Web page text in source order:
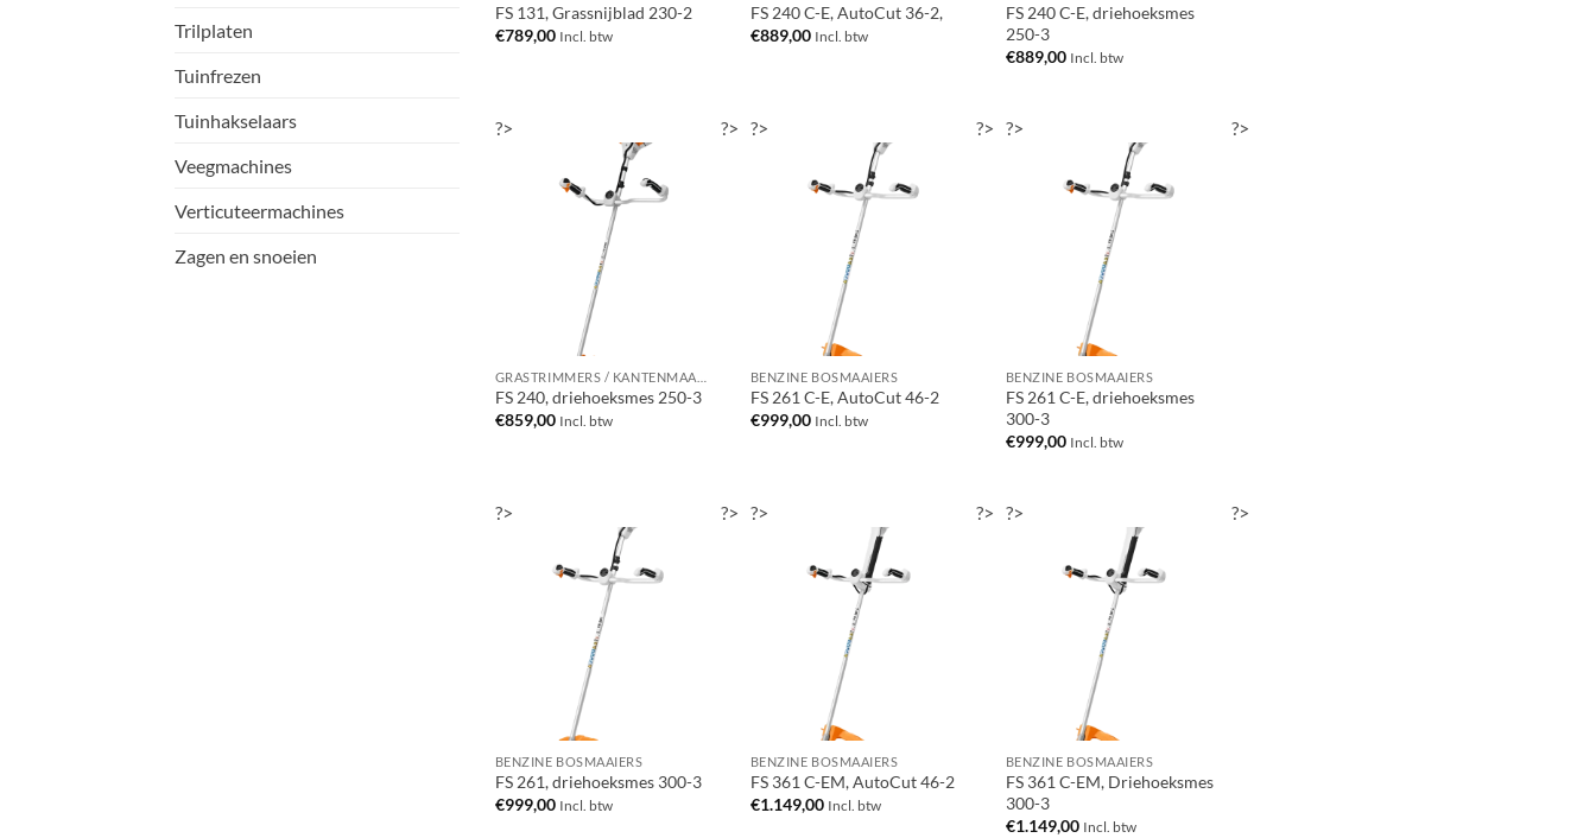
Trilplaten
Tuinfrezen
Tuinhakselaars
Veegmachines
Verticuteermachines
Zagen en snoeien
FS 131, Grassnijblad 230-2
€789,00 Incl. btw
FS 240 C-E, AutoCut 36-2,
€889,00 Incl. btw
FS 240 C-E, driehoeksmes
250-3
€889,00 Incl. btw
?>
FS 240, driehoeksmes 250-3
€859,00 Incl. btw
?> ?>
BENZINE BOSMAAIERS
FS 261 C-E, AutoCut 46-2
€999,00 Incl. btw
?> ?>
BENZINE BOSMAAIERS
FS 261 C-E, driehoeksmes
300-3
€999,00 Incl. btw
?>
?>
BENZINE BOSMAAIERS
FS 261, driehoeksmes 300-3
€999,00 Incl. btw
?> ?>
BENZINE BOSMAAIERS
FS 361 C-EM, AutoCut 46-2
€1.149,00 Incl. btw
?> ?>
BENZINE BOSMAAIERS
FS 361 C-EM, Driehoeksmes
300-3
€1.149,00 Incl. btw
?>